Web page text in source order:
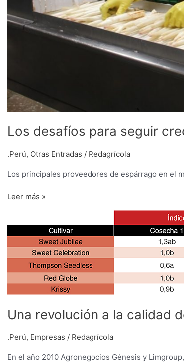
Los desafíos para seguir
.Perú, Otras Entradas / Redagrícola
Los principales proveedores de espárrago en el
Leer más »
Una revolución a la calidad
.Perú, Empresas / Redagrícola
En el año 2010 Agronegocios Génesis y
revolución
a
la
calidad
del
espárrago
blanco
peruano